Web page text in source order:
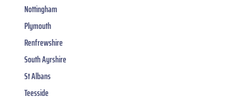
Nottingham
Plymouth
Renfrewshire
South Ayrshire
St Albans
Teesside